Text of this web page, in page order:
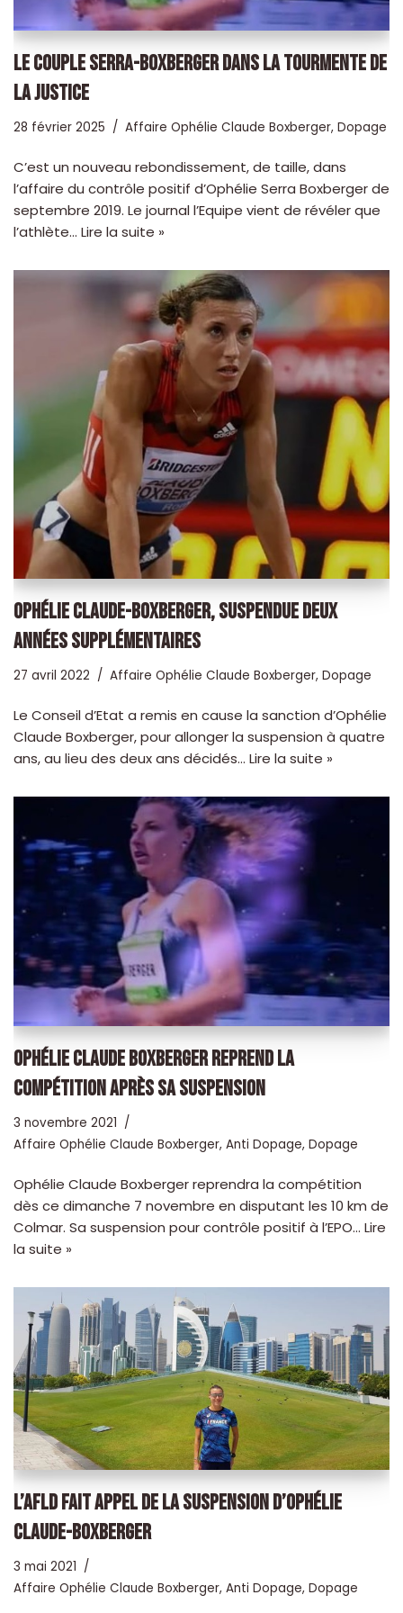
LE COUPLE SERRA-BOXBERGER DANS LA TOURMENTE DE
LA JUSTICE
28 février 2025 Affaire Ophélie Claude Boxberger, Dopage
C’est un nouveau rebondissement, de taille, dans
l’affaire du contrôle positif d’Ophélie Serra Boxberger de
septembre 2019. Le journal l’Equipe vient de révéler que
l’athlète… Lire la suite »
OPHÉLIE CLAUDE-BOXBERGER, SUSPENDUE DEUX
ANNÉES SUPPLÉMENTAIRES
27 avril 2022 Affaire Ophélie Claude Boxberger, Dopage
Le Conseil d’Etat a remis en cause la sanction d’Ophélie
Claude Boxberger, pour allonger la suspension à quatre
ans, au lieu des deux ans décidés… Lire la suite »
OPHÉLIE CLAUDE BOXBERGER REPREND LA
COMPÉTITION APRÈS SA SUSPENSION
3 novembre 2021
Affaire Ophélie Claude Boxberger, Anti Dopage, Dopage
Ophélie Claude Boxberger reprendra la compétition
dès ce dimanche 7 novembre en disputant les 10 km de
Colmar. Sa suspension pour contrôle positif à l’EPO… Lire
la suite »
L’AFLD FAIT APPEL DE LA SUSPENSION D’OPHÉLIE
CLAUDE-BOXBERGER
3 mai 2021
Affaire Ophélie Claude Boxberger, Anti Dopage, Dopage